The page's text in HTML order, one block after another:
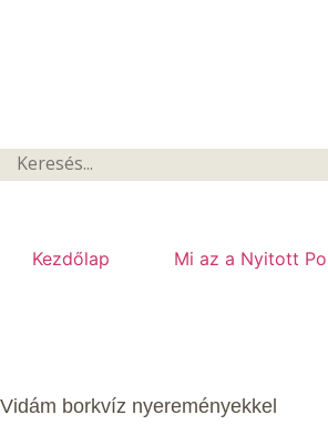
Kezdőlap Mi az a Nyitott
Vidám borkvíz nyereményekkel